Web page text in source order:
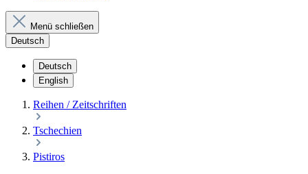
Menü schließen
Deutsch
Deutsch
English
Reihen / Zeitschriften
Tschechien
Pistiros